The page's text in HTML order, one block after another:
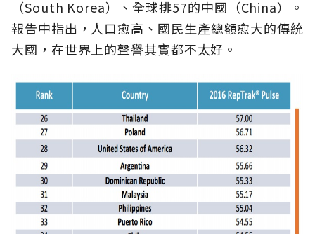
（South Korea）、全球排57的中國（China）。
報告中指出，人口愈高、國民生產總額愈大的傳統
大國，在世界上的聲譽其實都不太好。